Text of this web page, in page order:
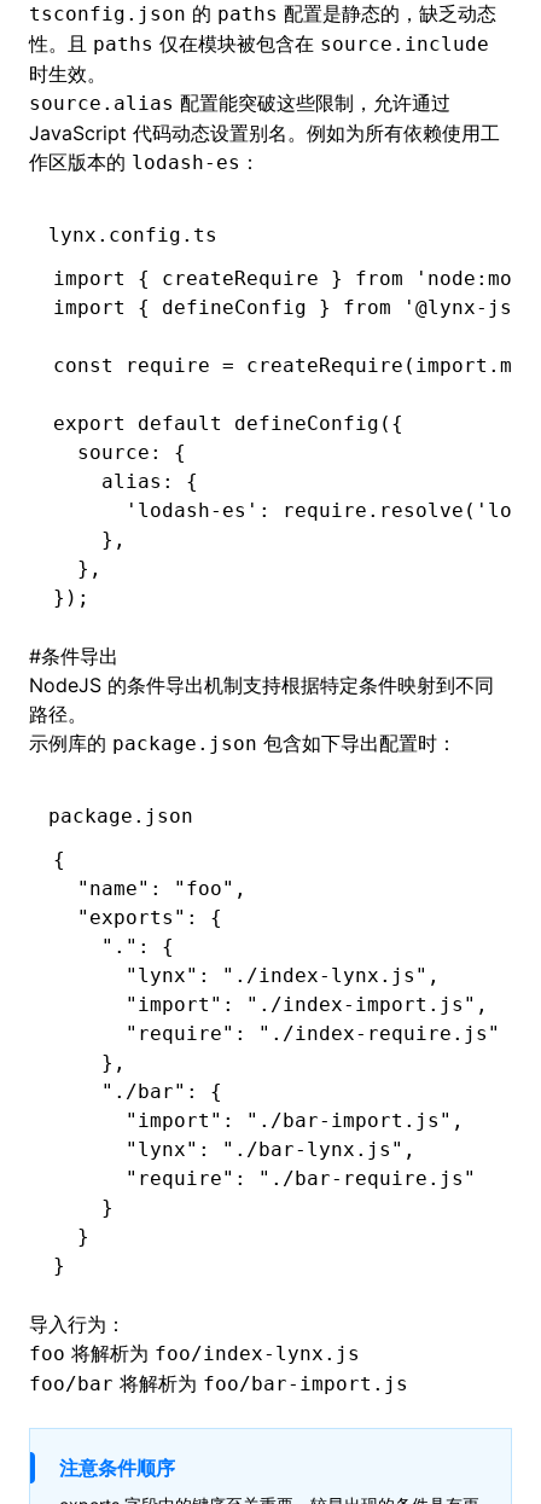
tsconfig.json 的 paths 配置是静态的，缺乏动态
性。且 paths 仅在模块被包含在 source.include
时生效。
source.alias 配置能突破这些限制，允许通过
JavaScript 代码动态设置别名。例如为所有依赖使用工
作区版本的 lodash-es ：
lynx.config.ts
import
{ createRequire } from
import
{ defineConfig } from '@lynx-js/
const require = createRequire ( import .
export default defineConfig ({
  source
:
{
    alias
:
{
      'lodash-es'
: require .resolve (
    }
,
  }
,
});
#条件导出
NodeJS 的条件导出机制支持根据特定条件映射到不同
路径。
示例库的 package.json 包含如下导出配置时：
package.json
{
  "name"
: "foo" ,
  "exports"
:
{
    "."
:
{
      "lynx"
: "./index-lynx.js" ,
      "import"
: "./index-import.js" ,
      "require"
:
"./index-require.js"
    }
,
    "./bar"
:
{
      "import"
: "./bar-import.js" ,
      "lynx"
: "./bar-lynx.js" ,
      "require"
:
"./bar-require.js"
    }
  }
}
导入行为：
foo 将解析为 foo/index-lynx.js
foo/bar 将解析为 foo/bar-import.js
注意条件顺序